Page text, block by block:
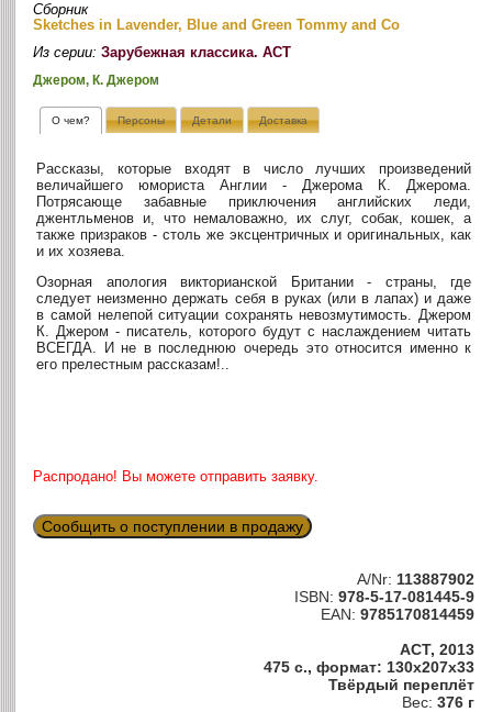
Сборник
Sketches in Lavender, Blue and Green Tommy and Co
Из серии:Зарубежная классика. АСТ
Джером, К. Джером
О чем? Персоны Детали Доставка
Рассказы, которые входят в число лучших произведений
величайшего юмориста Англии - Джерома К. Джерома.
Потрясающе забавные приключения английских леди,
джентльменов и, что немаловажно, их слуг, собак, кошек, а
также призраков - столь же эксцентричных и оригинальных, как
и их хозяева.
Озорная апология викторианской Британии - страны, где
следует неизменно держать себя в руках (или в лапах) и даже
в самой нелепой ситуации сохранять невозмутимость. Джером
К. Джером - писатель, которого будут с наслаждением читать
ВСЕГДА. И не в последнюю очередь это относится именно к
его прелестным рассказам!..
Распродано! Вы можете отправить заявку.
Сообщить о поступлении в продажу
A/Nr: 113887902
ISBN: 978-5-17-081445-9
EAN: 9785170814459
АСТ, 2013
475 с., формат: 130x207x33
Твёрдый переплёт
Вес: 376 г